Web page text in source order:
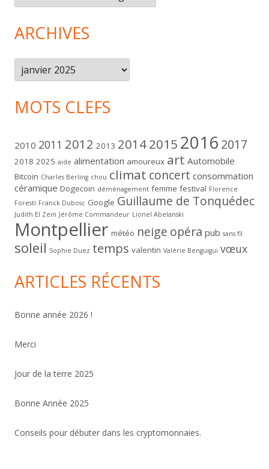
ARCHIVES
Archives
MOTS CLEFS
2010 2011 2012 2013 20142015 2016 2017
2018 2025 aide alimentation amoureux art Automobile
Bitcoin Charles Berling chou climat concert consommation
céramique Dogecoin déménagement femme festival Florence
Foresti Franck Dubosc Google Guillaume de Tonquédec
Judith El Zein Jérôme Commandeur Lionel Abelanski
Montpellier météo neige opéra pub sans fil
soleil Sophie Duez temps valentin Valérie Benguigui vœux
ARTICLES RÉCENTS
Bonne année 2026 !
Merci
Jour de la terre 2025
Bonne Année 2025
Conseils pour débuter dans les cryptomonnaies.